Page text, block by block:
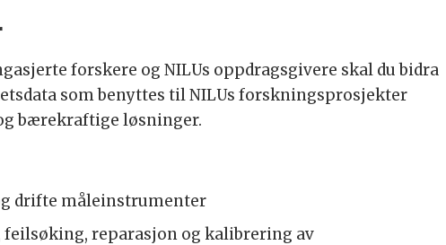
forskere og NILUs oppdragsgivere skal du bidra
som benyttes til NILUs forskningsprosjekter
bærekraftige løsninger.
drifte måleinstrumenter
feilsøking, reparasjon og kalibrering av